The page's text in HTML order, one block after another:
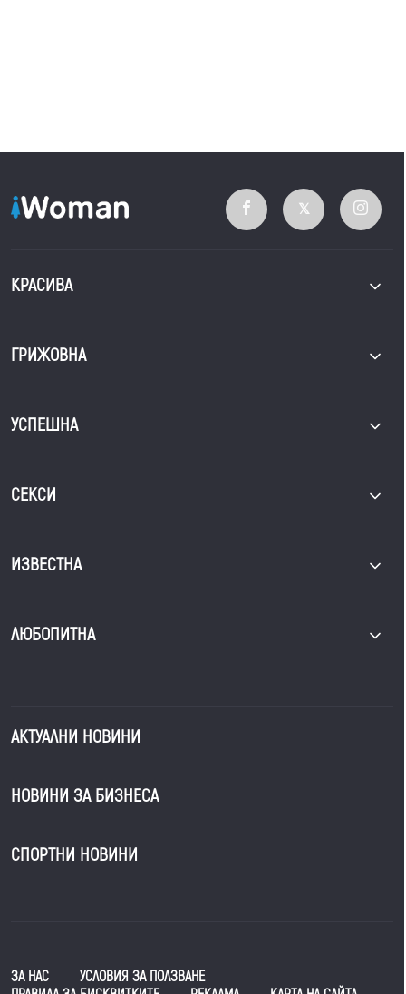
КРАСИВА
ГРИЖОВНА
УСПЕШНА
СЕКСИ
ИЗВЕСТНА
ЛЮБОПИТНА
АКТУАЛНИ НОВИНИ
НОВИНИ ЗА БИЗНЕСА
СПОРТНИ НОВИНИ
ЗА НАС
УСЛОВИЯ ЗА ПОЛЗВАНЕ